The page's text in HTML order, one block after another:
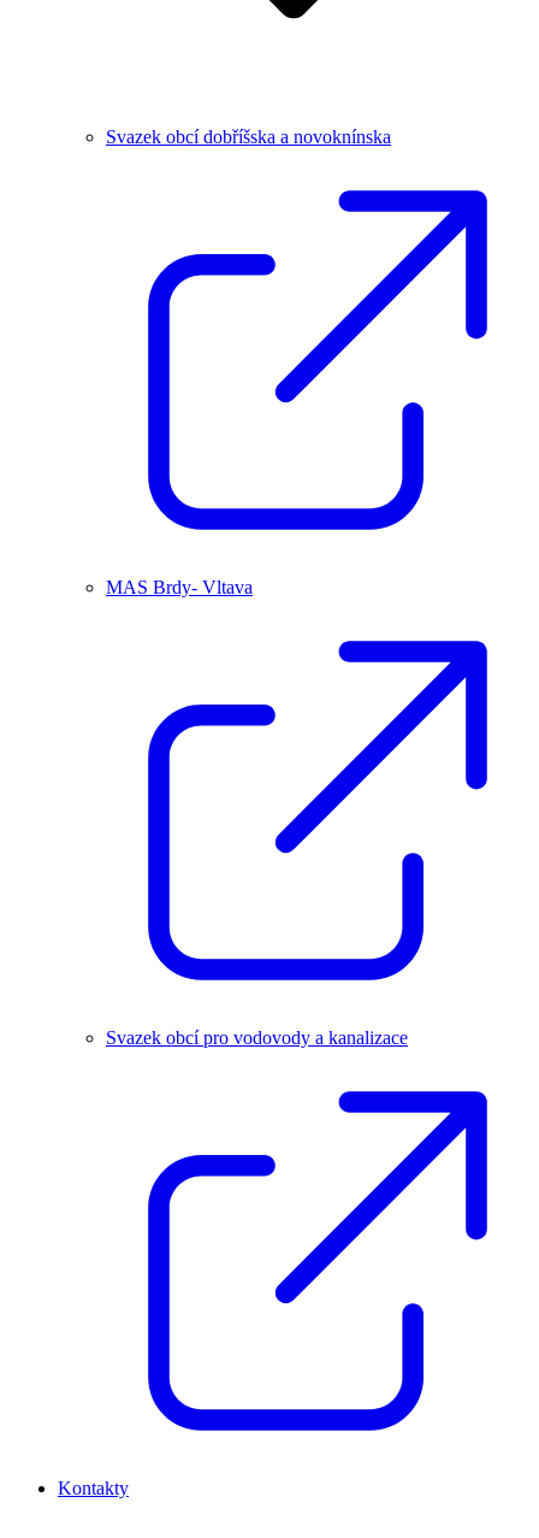
Svazek obcí dobříšska a novoknínska
MAS Brdy- Vltava
Svazek obcí pro vodovody a kanalizace
Kontakty